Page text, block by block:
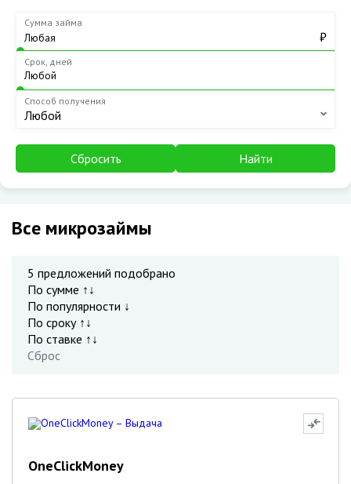
Сумма займа
₽
Срок, дней
Способ получения
Любой
Сбросить Найти
Все микрозаймы
5 предложений подобрано
По сумме ↑↓
По популярности ↓
По сроку ↑↓
По ставке ↑↓
Сброс
OneClickMoney